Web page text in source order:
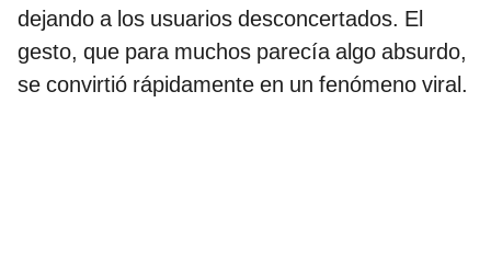
dejando a los usuarios desconcertados. El
gesto, que para muchos parecía algo absurdo,
se convirtió rápidamente en un fenómeno viral.